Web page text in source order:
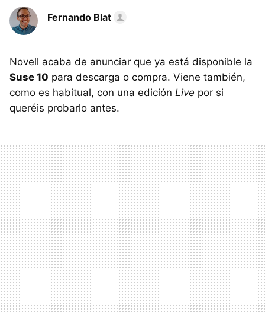
Fernando Blat
Novell acaba de anunciar que ya está disponible la
Suse 10 para descarga o compra. Viene también,
como es habitual, con una edición Live por si
queréis probarlo antes.